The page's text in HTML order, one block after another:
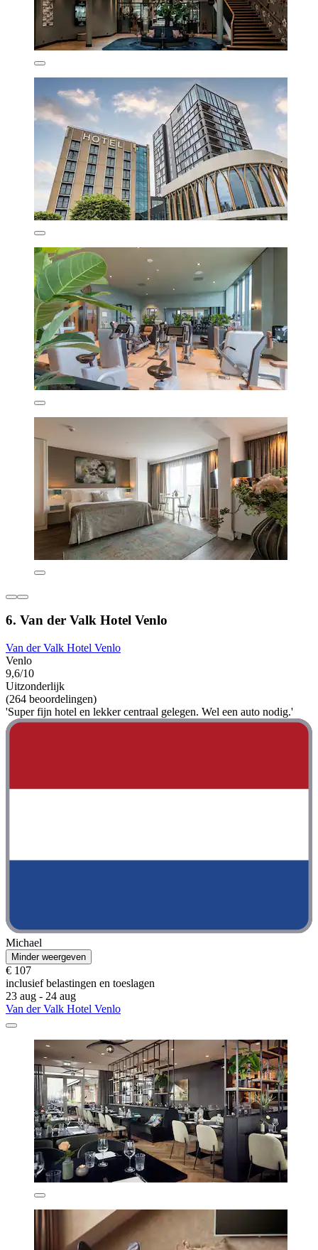
6. Van der Valk Hotel Venlo
Van der Valk Hotel Venlo
Venlo
9,6/10
Uitzonderlijk
(264 beoordelingen)
'Super fijn hotel en lekker centraal gelegen. Wel een auto nodig.'
Michael
Minder weergeven
€ 107
inclusief belastingen en toeslagen
23 aug - 24 aug
Van der Valk Hotel Venlo